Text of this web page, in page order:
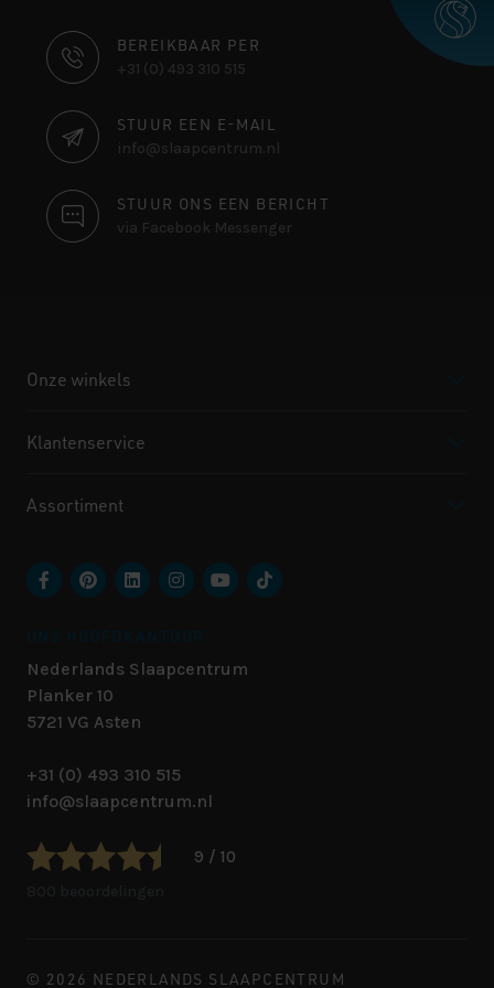
CONTACT
INFORMATIE
BEREIKBAAR PER
+31 (0) 493 310 515
STUUR EEN E-MAIL
info@slaapcentrum.nl
STUUR ONS EEN BERICHT
via Facebook Messenger
Onze winkels
Klantenservice
Assortiment
Nederlands Slaapcentrum
Planker 10
5721 VG Asten
+31 (0) 493 310 515
info@slaapcentrum.nl
9 / 10
© 2026 NEDERLANDS SLAAPCENTRUM